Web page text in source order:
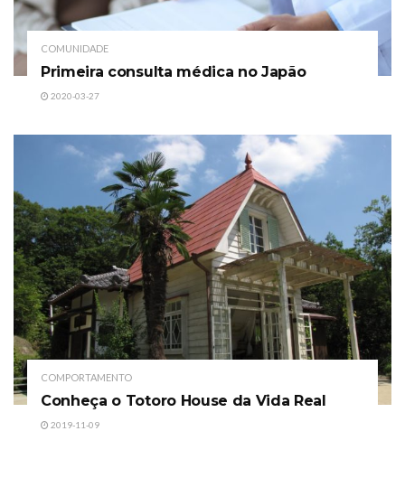
COMUNIDADE
Primeira consulta médica no Japão
2020-03-27
COMPORTAMENTO
Conheça o Totoro House da Vida Real
2019-11-09